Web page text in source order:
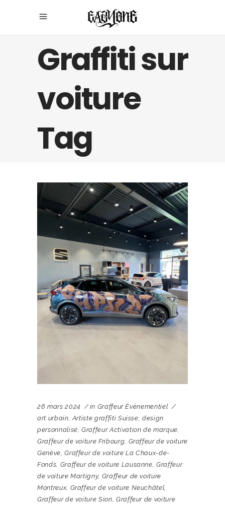
Graffiti sur
voiture
Tag
26 mars 2024 in Graffeur Évènementiel
art urbain,Artiste graffiti Suisse,design
personnalisé,Graffeur Activation de marque,
Graffeur de voiture Fribourg, Graffeur de voiture
Genève,Graffeur de voiture La Chaux-de-
Fonds, Graffeur de voiture Lausanne,Graffeur
de voiture Martigny, Graffeur de voiture
Montreux, Graffeur de voiture Neuchâtel,
Graffeur de voiture Sion, Graffeur de voiture